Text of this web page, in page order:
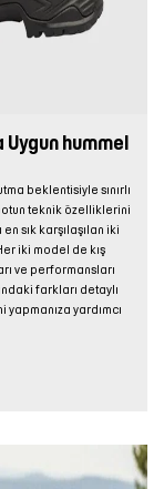
Uygun hummel
beklentisiyle sınırlı
teknik özelliklerini
sık karşılaşılan iki
iki model de kış
ve performansları
farkları detaylı
yardımcı